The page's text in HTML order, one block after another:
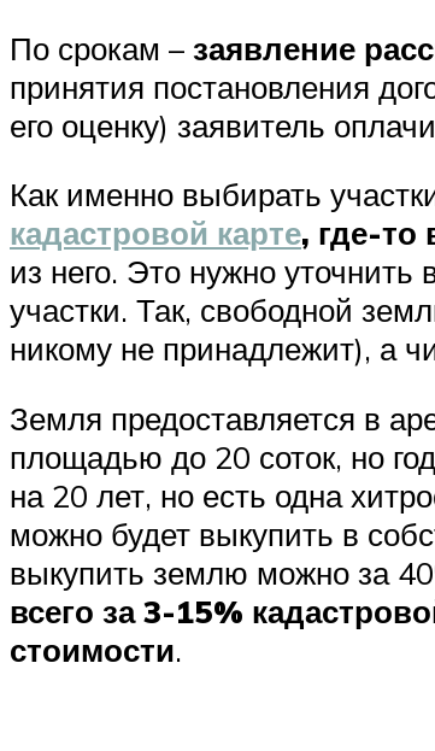
По срокам – заявление
принятия постановления
его оценку) заявитель
Как именно выбирать
кадастровой карте, где-то
из него. Это нужно
участки. Так, свободной
никому не принадлежит), а
Земля предоставляется в
площадью до 20 соток, но
на 20 лет, но есть одна
можно будет выкупить в
выкупить землю можно за
всего за 3-15%
стоимости.